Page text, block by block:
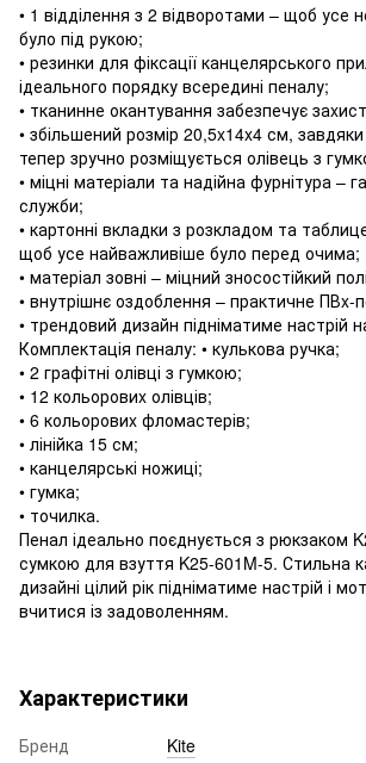
• 1 відділення з 2 відворотами – щоб усе
було під рукою;
• резинки для фіксації канцелярського
ідеального порядку всередині пеналу;
• тканинне окантування забезпечує
• збільшений розмір 20,5x14x4 см,
тепер зручно розміщується олівець з
• міцні матеріали та надійна фурнітура –
служби;
• картонні вкладки з розкладом та
щоб усе найважливіше було перед очима;
• матеріал зовні – міцний зносостійкий
• внутрішнє оздоблення – практичне ПВx-
• трендовий дизайн підніматиме настрій
Комплектація пеналу: • кулькова ручка;
• 2 графітні олівці з гумкою;
• 12 кольоровиx олівців;
• 6 кольоровиx фломастерів;
• лінійка 15 см;
• канцелярські ножиці;
• гумка;
• точилка.
Пенал ідеально поєднується з рюкзаком
сумкою для взуття K25-601M-5. Стильна
дизайні цілий рік підніматиме настрій і
вчитися із задоволенням.
Характеристики
Бренд
Kite